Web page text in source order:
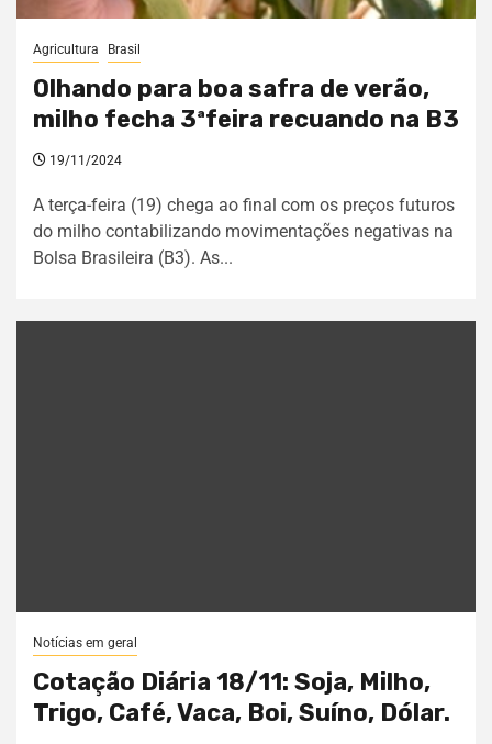
Agricultura Brasil
Olhando para boa safra de verão,
milho fecha 3ªfeira recuando na B3
19/11/2024
A terça-feira (19) chega ao final com os preços futuros
do milho contabilizando movimentações negativas na
Bolsa Brasileira (B3). As...
Notícias em geral
Cotação Diária 18/11: Soja, Milho,
Trigo, Café, Vaca, Boi, Suíno, Dólar.